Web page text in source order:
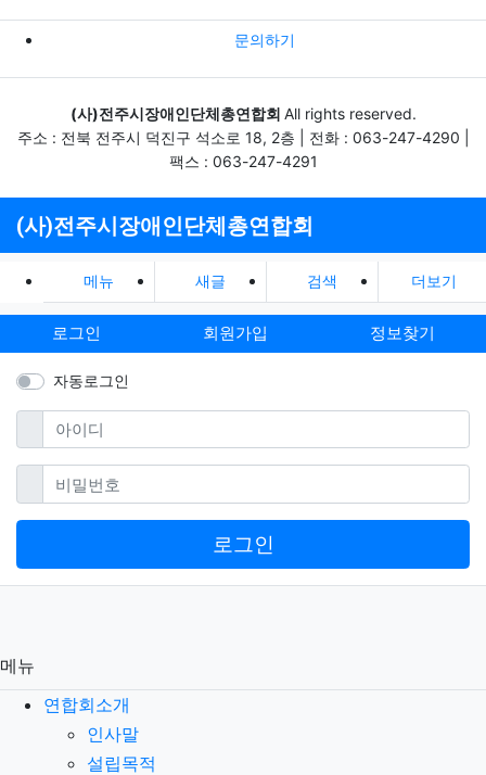
문의하기
(사)전주시장애인단체총연합회 All rights reserved.
주소 : 전북 전주시 덕진구 석소로 18, 2층 | 전화 : 063-247-4290 |
팩스 : 063-247-4291
(사)전주시장애인단체총연합회
메뉴 새글 검색 더보기
로그인 회원가입 정보찾기
자동로그인
아이디필수
비밀번호필수
로그인
메뉴
연합회소개
인사말
설립목적